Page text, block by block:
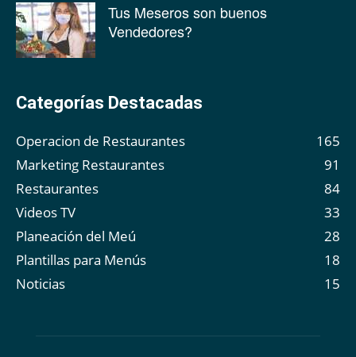
Tus Meseros son buenos
Vendedores?
Categorías Destacadas
Operacion de Restaurantes
165
Marketing Restaurantes
91
Restaurantes
84
Videos TV
33
Planeación del Meú
28
Plantillas para Menús
18
Noticias
15